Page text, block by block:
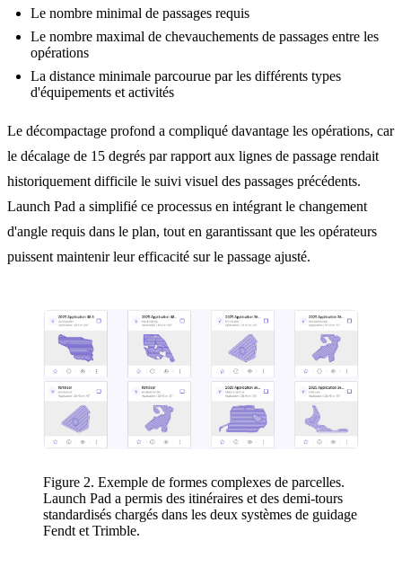
Le nombre minimal de passages requis
Le nombre maximal de chevauchements de passages entre les
opérations
La distance minimale parcourue par les différents types
d'équipements et activités
Le décompactage profond a compliqué davantage les opérations, car
le décalage de 15 degrés par rapport aux lignes de passage rendait
historiquement difficile le suivi visuel des passages précédents.
Launch Pad a simplifié ce processus en intégrant le changement
d'angle requis dans le plan, tout en garantissant que les opérateurs
puissent maintenir leur efficacité sur le passage ajusté.
Figure 2. Exemple de formes complexes de parcelles.
Launch Pad a permis des itinéraires et des demi-tours
standardisés chargés dans les deux systèmes de guidage
Fendt et Trimble.